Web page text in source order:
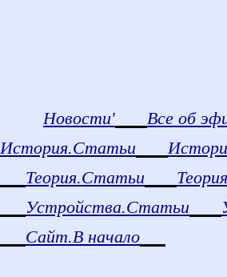
Новости'
Все об
История.Статьи
Теория.Статьи
Устройства.Статьи
Сайт.В начало